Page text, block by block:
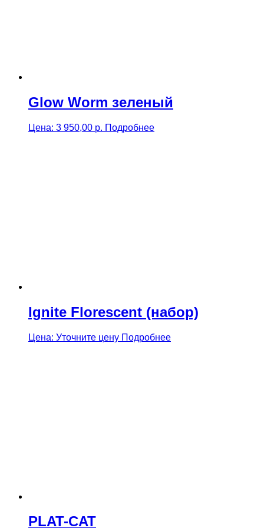
Glow Worm зеленый
Цена: 3 950,00 р. Подробнее
Ignite Florescent (набор)
Цена: Уточните цену Подробнее
PLAT-CAT